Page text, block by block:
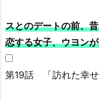
スとのデートの前、
恋する女子、ウヨン
第19話 「訪れた幸せ